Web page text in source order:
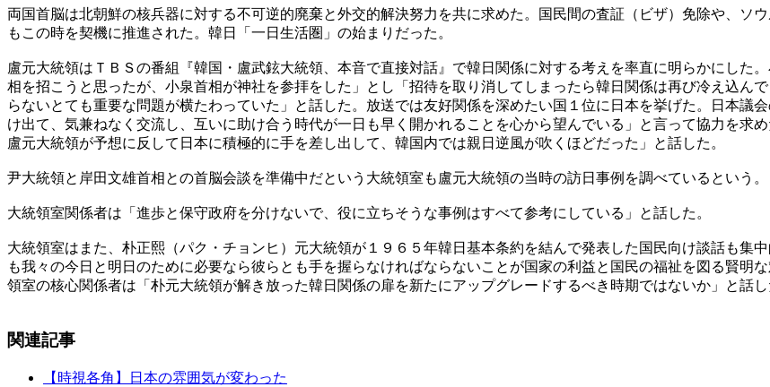
両国首脳は北朝鮮の核兵器に対する不可逆的廃棄と外交的解決努力を共に求めた。国民間の査証（ビザ）免除や、ソ
もこの時を契機に推進された。韓日「一日生活圏」の始まりだった。
盧元大統領はＴＢＳの番組『韓国・盧武鉉大統領、本音で直接対話』で韓日関係に対する考えを率直に明らかにした
相を招こうと思ったが、小泉首相が神社を参拝をした」とし「招待を取り消してしまったら韓日関係は再び冷え込ん
らないとても重要な問題が横たわっていた」と話した。放送では友好関係を深めたい国１位に日本を挙げた。日本議
け出て、気兼ねなく交流し、互いに助け合う時代が一日も早く開かれることを心から望んでいる」と言って協力を求
盧元大統領が予想に反して日本に積極的に手を差し出して、韓国内では親日逆風が吹くほどだった」と話した。
尹大統領と岸田文雄首相との首脳会談を準備中だという大統領室も盧元大統領の当時の訪日事例を調べているという。
大統領室関係者は「進歩と保守政府を分けないで、役に立ちそうな事例はすべて参考にしている」と話した。
大統領室はまた、朴正熙（パク・チョンヒ）元大統領が１９６５年韓日基本条約を結んで発表した国民向け談話も集
も我々の今日と明日のために必要なら彼らとも手を握らなければならないことが国家の利益と国民の福祉を図る賢明
領室の核心関係者は「朴元大統領が解き放った韓日関係の扉を新たにアップグレードするべき時期ではないか」と話し
関連記事
【時視各角】日本の雰囲気が変わった